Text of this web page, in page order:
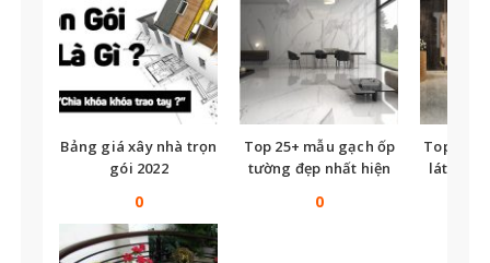
Bảng giá xây nhà trọn
gói 2022
0
Top 25+ mẫu gạch ốp
tường đẹp nhất hiện
0
Top
lát nền